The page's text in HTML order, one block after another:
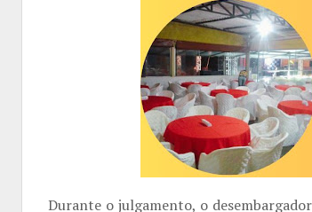
Durante o julgamento, o